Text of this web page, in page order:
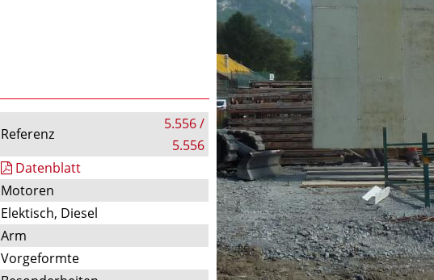
Referenz
5.556 /
5.556
Datenblatt
Motoren
Elektisch, Diesel
Arm
Vorgeformte